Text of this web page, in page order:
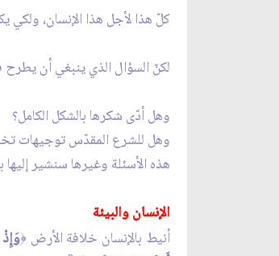
كلّ هذا لأجل هذا الإنسان، ولكي
لكنّ السؤال الذي ينبغي أن يطرح
وهل أدّى شكرها بالشكل الكامل؟
وهل للشرع المقدّس توجيهات
هذه الأسئلة وغيرها سنشير
الإنسان والبيئة
أنيط بالإنسان خلافة الأرض﴿